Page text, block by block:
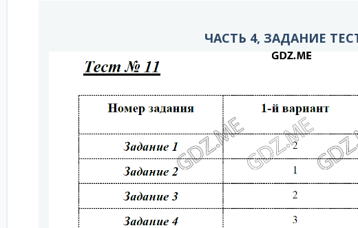
ЧАСТЬ 4, ЗАДАНИЕ